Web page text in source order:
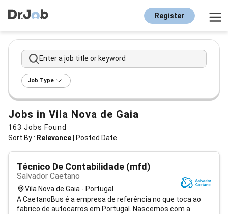
Register
Enter a job title or keyword
Job Type
Jobs in Vila Nova de Gaia
163 Jobs Found
Sort By : Relevance Posted Date
Técnico De Contabilidade (mfd)
Salvador Caetano
Vila Nova de Gaia - Portugal
A CaetanoBus é a empresa de referência no que toca ao
fabrico de autocarros em Portugal. Nascemos com a